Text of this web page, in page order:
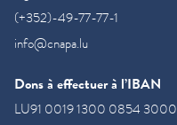
(+352)-49-77-77-1
info@cnapa.lu
Dons à effectuer à l’IBAN
LU91 0019 1300 0854 3000